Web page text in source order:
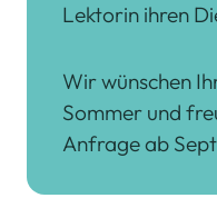
Lektorin ihren
Wir wünschen
Sommer und
Anfrage ab